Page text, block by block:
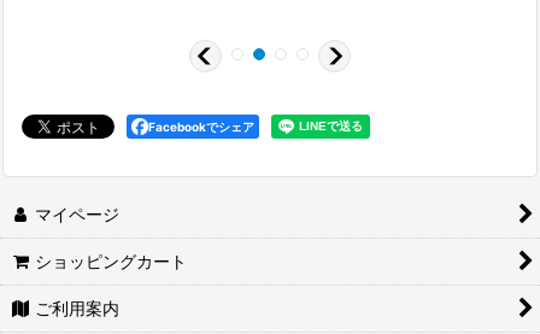
Facebookでシェア
マイページ
ショッピングカート
ご利用案内